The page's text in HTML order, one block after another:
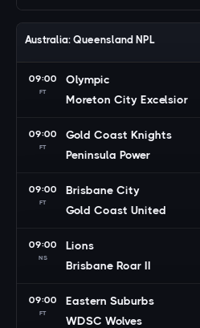
Australia: Queensland NPL
09:00
FT
Olympic
Moreton City Excelsior
09:00
FT
Gold Coast Knights
Peninsula Power
09:00
FT
Brisbane City
Gold Coast United
09:00
NS
Lions
Brisbane Roar II
09:00
FT
Eastern Suburbs
WDSC Wolves